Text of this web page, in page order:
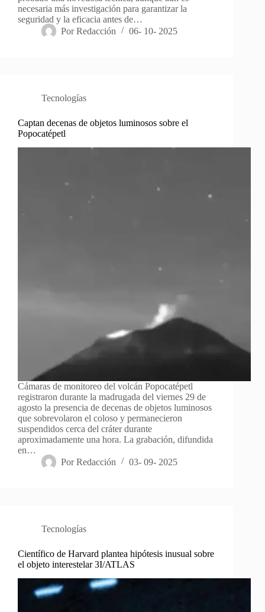
necesaria más investigación para garantizar la
seguridad y la eficacia antes de…
Por Redacción 06- 10- 2025
Tecnologías
Captan decenas de objetos luminosos sobre el
Popocatépetl
Cámaras de monitoreo del volcán Popocatépetl
registraron durante la madrugada del viernes 29 de
agosto la presencia de decenas de objetos luminosos
que sobrevolaron el coloso y permanecieron
suspendidos cerca del cráter durante
aproximadamente una hora. La grabación, difundida
en…
Por Redacción 03- 09- 2025
Tecnologías
Científico de Harvard plantea hipótesis inusual sobre
el objeto interestelar 3I/ATLAS